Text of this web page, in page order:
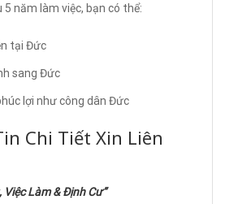
năm làm việc, bạn có thể:
tại Đức
sang Đức
lợi như công dân Đức
Chi Tiết Xin Liên
Việc Làm & Định Cư”